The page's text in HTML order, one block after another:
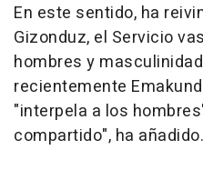
En este sentido, ha
Gizonduz, el Servicio
hombres y
recientemente
"interpela a los
compartido", ha añadido.